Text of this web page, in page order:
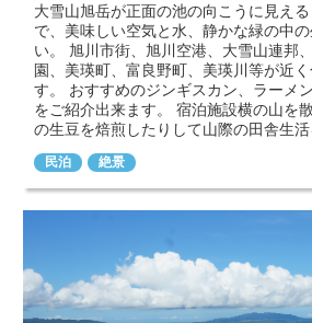
大雪山旭岳が正面の池の向こうに見え
で、美味しい空気と水、静かな緑の中
い。 旭川市街、旭川空港、大雪山連邦
園、美瑛町、富良野町、美瑛川等が近
す。 おすすめのジンギスカン、ラーメ
をご紹介出来ます。 宿泊施設横の山を
の生豆を焙煎したりして山際の田舎生活
民泊 絶景